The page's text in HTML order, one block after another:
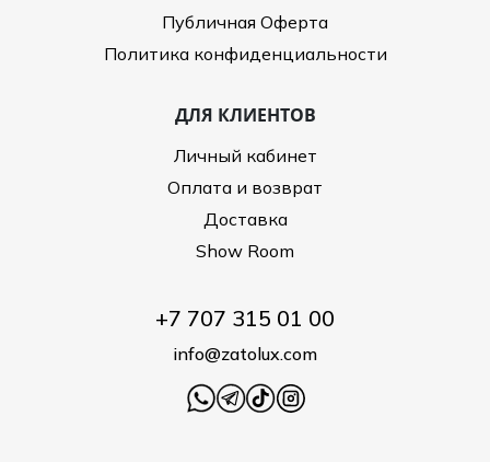
Публичная Оферта
Политика конфиденциальности
ДЛЯ КЛИЕНТОВ
Личный кабинет
Оплата и возврат
Доставка
Show Room
+7 707 315 01 00
info@zatolux.com